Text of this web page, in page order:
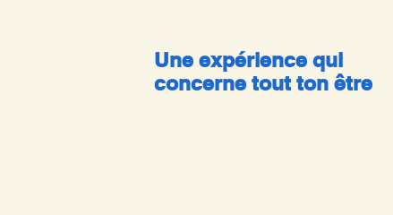
Une expérience qui
concerne tout ton être